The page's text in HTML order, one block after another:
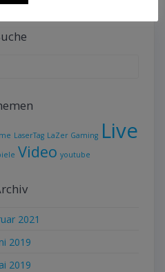
LaserTag LaZer Gaming Live
Video youtube
2021
2019
2019